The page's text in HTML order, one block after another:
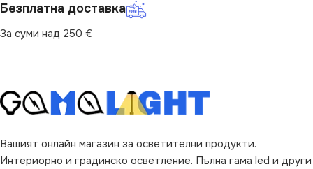
Безплатна доставка
За суми над 250 €
Вашият онлайн магазин за осветителни продукти.
Интериорно и градинско осветление. Пълна гама led и други